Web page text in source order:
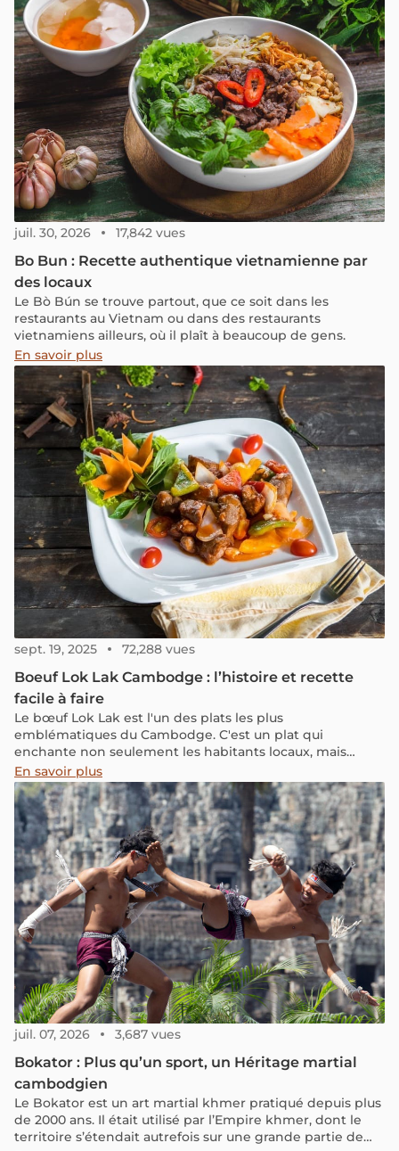
juil. 30, 2026 17,842 vues
Bo Bun : Recette authentique vietnamienne par
des locaux
Le Bò Bún se trouve partout, que ce soit dans les
restaurants au Vietnam ou dans des restaurants
vietnamiens ailleurs, où il plaît à beaucoup de gens.
En savoir plus
sept. 19, 2025 72,288 vues
Boeuf Lok Lak Cambodge : l’histoire et recette
facile à faire
Le bœuf Lok Lak est l'un des plats les plus
emblématiques du Cambodge. C'est un plat qui
enchante non seulement les habitants locaux, mais
également les voyageurs étrangers. Dans cet article,
nous vous invitons à découvrir le bœuf Lok Lak et sa
recette facile à réaliser, ainsi que les meilleurs endroits
pour déguster ce plat lors de votre séjour au Cambodge.
En savoir plus
juil. 07, 2026 3,687 vues
Bokator : Plus qu’un sport, un Héritage martial
cambodgien
Le Bokator est un art martial khmer pratiqué depuis plus
de 2000 ans. Il était utilisé par l’Empire khmer, dont le
territoire s’étendait autrefois sur une grande partie de